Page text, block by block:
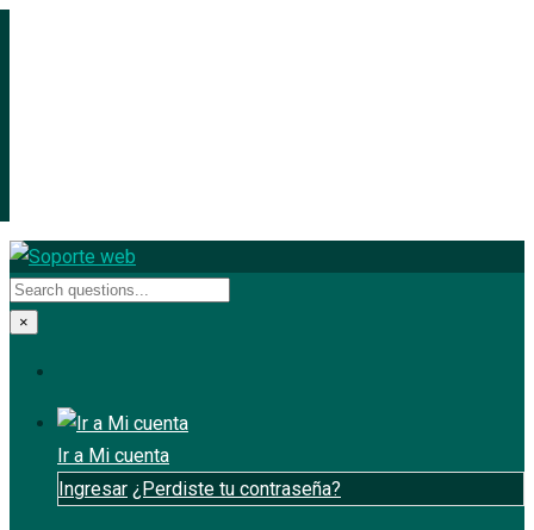
×
Ir a Mi cuenta
Ingresar ¿Perdiste tu contraseña?